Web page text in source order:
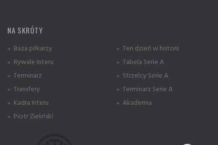
NA SKRÓTY
» Baza piłkarzy
» Rywale Interu
» Terminarz
» Transfery
» Kadra Interu
» Piotr Zieliński
» Ten dzień w historii
» Tabela Serie A
» Strzelcy Serie A
» Terminarz Serie A
» Akademia